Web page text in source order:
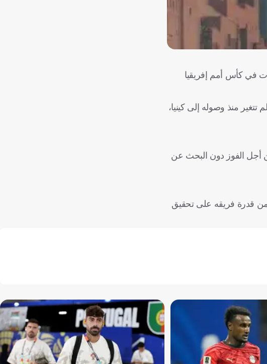
في كأس أمم إفريقيا
منذ وصوله إلى كينيا،
أجل الفوز دون البحث عن
من قدرة فريقه على تحقيق